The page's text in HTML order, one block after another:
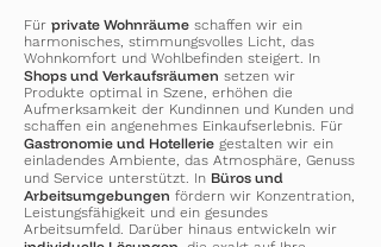
Für private Wohnräume schaffen wir ein
harmonisches, stimmungsvolles Licht, das
Wohnkomfort und Wohlbefinden steigert. In
Shops und Verkaufsräumen setzen wir
Produkte optimal in Szene, erhöhen die
Aufmerksamkeit der Kundinnen und Kunden und
schaffen ein angenehmes Einkaufserlebnis. Für
Gastronomie und Hotellerie gestalten wir ein
einladendes Ambiente, das Atmosphäre, Genuss
und Service unterstützt. In Büros und
Arbeitsumgebungen fördern wir Konzentration,
Leistungsfähigkeit und ein gesundes
Arbeitsumfeld. Darüber hinaus entwickeln wir